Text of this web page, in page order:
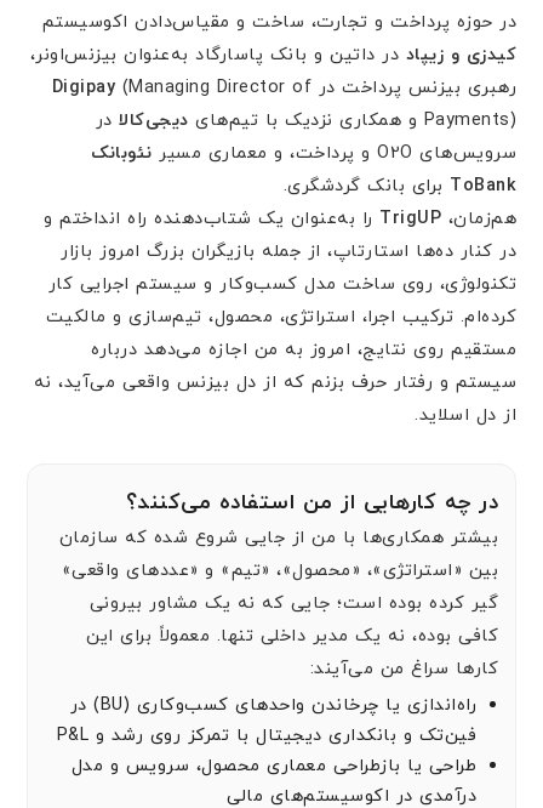
در حوزه پرداخت و تجارت، ساخت و مقیاس‌دادن اکوسیستم
کیدزی و زیپاد در داتین و بانک پاسارگاد به‌عنوان بیزنس‌اونر،
رهبری بیزنس پرداخت در
Digipay (Managing Director of
Payments) و همکاری نزدیک با تیم‌های
دیجی‌کالا در
سرویس‌های O2O و پرداخت، و معماری مسیر
نئوبانک
ToBank برای بانک گردشگری.
هم‌زمان، TrigUP را به‌عنوان یک شتاب‌دهنده راه انداختم و
در کنار ده‌ها استارتاپ، از جمله بازیگران بزرگ امروز بازار
تکنولوژی، روی ساخت مدل کسب‌وکار و سیستم اجرایی کار
کرده‌ام. ترکیب اجرا، استراتژی، محصول، تیم‌سازی و مالکیت
مستقیم روی نتایج، امروز به من اجازه می‌دهد درباره
سیستم و رفتار حرف بزنم که از دل بیزنس واقعی می‌آید، نه
از دل اسلاید.
در چه کارهایی از من استفاده می‌کنند؟
بیشتر همکاری‌ها با من از جایی شروع شده که سازمان
بین «استراتژی»، «محصول»، «تیم» و «عددهای واقعی»
گیر کرده بوده است؛ جایی که نه یک مشاور بیرونی
کافی بوده، نه یک مدیر داخلی تنها. معمولاً برای این
کارها سراغ من می‌آیند:
راه‌اندازی یا چرخاندن واحدهای کسب‌وکاری (BU) در
فین‌تک و بانکداری دیجیتال با تمرکز روی رشد و P&L
طراحی یا بازطراحی معماری محصول، سرویس و مدل
درآمدی در اکوسیستم‌های مالی